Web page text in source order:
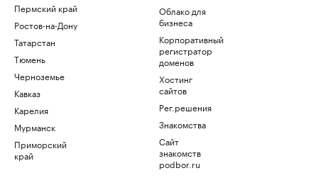
Пермский край
Ростов-на-Дону
Татарстан
Тюмень
Черноземье
Кавказ
Карелия
Мурманск
Приморский
край
Облако для
бизнеса
Корпоративный
регистратор
доменов
Хостинг
сайтов
Рег.решения
Знакомства
Сайт
знакомств
podbor.ru